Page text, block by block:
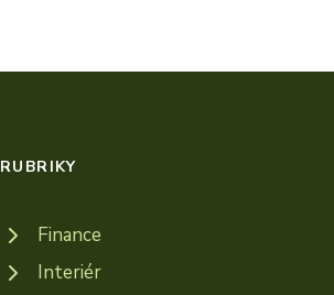
RUBRIKY
Finance
Interiér